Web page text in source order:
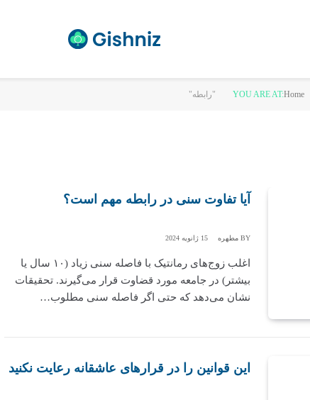
YOU ARE AT:Home
آیا تفاوت سنی در رابطه مهم است؟
BY مطهره 15 ژانویه 2024
اغلب زوج‌های رمانتیک با فاصله سنی زیاد (۱۰ سال یا
بیشتر) در جامعه مورد قضاوت قرار می‌گیرند. تحقیقات
نشان می‌دهد که حتی اگر فاصله سنی مطلوب…
این قوانین را در قرار‌های عاشقانه رعایت نکنید